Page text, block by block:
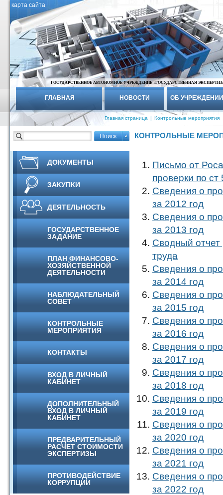
карта сайта
ГОСУДАРСТВЕННОЕ АВТОНОМНОЕ УЧРЕЖДЕНИЕ «ГОСУДАРСТВЕННАЯ
ГЛАВНАЯ НОВОСТИ ОБ УЧРЕЖДЕНИИ
Главная страница | Контрольные мероприятия
ДОКУМЕНТЫ
ЗАКУПКИ
ДЕЯТЕЛЬНОСТЬ
ГОСУДАРСТВЕННОЕ
ЗАДАНИЕ
ПЛАН ФИНАНСОВО-
ХОЗЯЙСТВЕННОЙ
ДЕЯТЕЛЬНОСТИ
НАБЛЮДАТЕЛЬНЫЙ
СОВЕТ
КОНТРОЛЬНЫЕ
МЕРОПРИЯТИЯ
КОНТАКТЫ
ВХОД В ЛИЧНЫЙ
КАБИНЕТ
ДОПОЛНИТЕЛЬНЫЙ
ВХОД В ЛИЧНЫЙ
КАБИНЕТ
ПРЕДВАРИТЕЛЬНЫЙ
РАСЧЕТ СТОИМОСТИ
ЭКСПЕРТИЗЫ
ПРОТИВОДЕЙСТВИЕ
КОРРУПЦИИ
КОНТРОЛЬНЫЕ
Письмо от
проверки по
Сведения о
за 2012 год
Сведения о
за 2013 год
Сводный отчет
труда
Сведения о
за 2014 год
Сведения о
за 2015 год
Сведения о
за 2016 год
Сведения о
за 2017 год
Сведения о
за 2018 год
Сведения о
за 2019 год
Сведения о
за 2020 год
Сведения о
за 2021 год
Сведения о
за 2022 год